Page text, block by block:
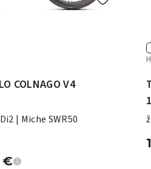
COLNAGO V4
| Miche SWR50
€